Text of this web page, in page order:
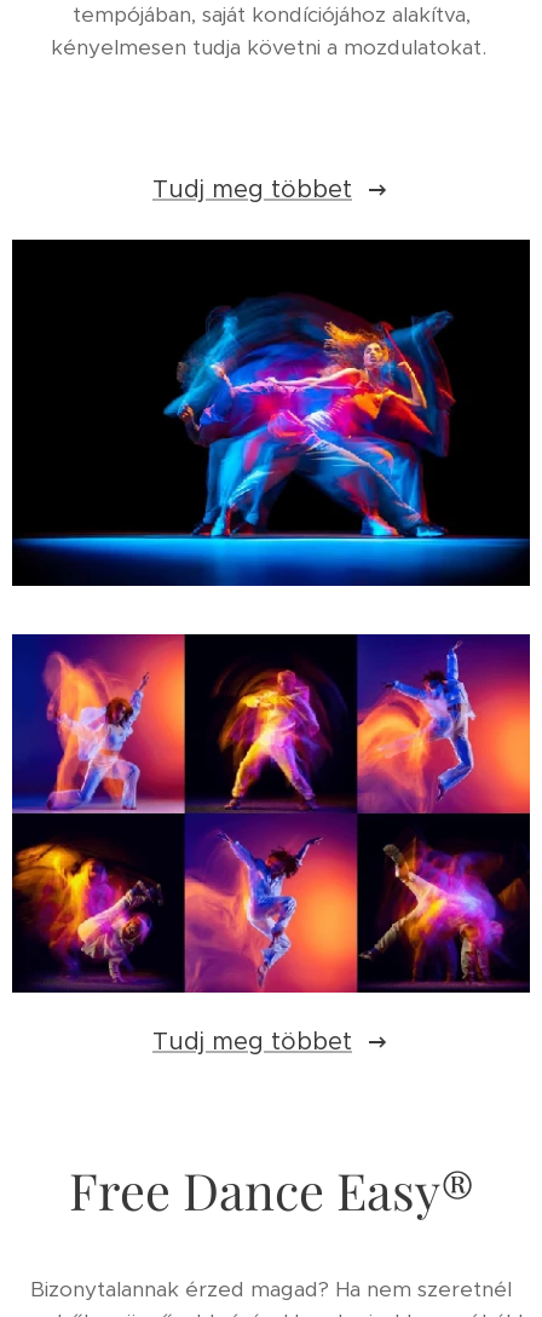
tempójában, saját kondíciójához alakítva,
kényelmesen tudja követni a mozdulatokat.
Tudj meg többet
Tudj meg többet
Free Dance Easy®
Bizonytalannak érzed magad? Ha nem szeretnél